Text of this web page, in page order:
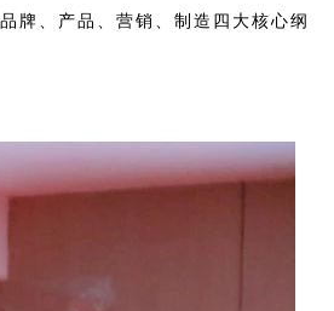
牌、产品、营销、制造四大核心纲